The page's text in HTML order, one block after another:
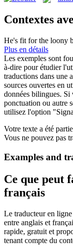
Contextes
He's fit for the loony
Plus en détails
Les exemples sont
à-dire pour étudier
traductions dans une
sources ouvertes en
données bilingues. Si
ponctuation ou autre
utilisez l'option
Votre texte a été
Vous ne pouvez pas
Examples and
Ce que peut
français
Le traducteur en
entre anglais et
rapide, gratuit et
tenant compte du